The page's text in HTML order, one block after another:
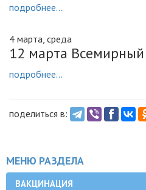
подробнее...
4 марта, среда
12 марта
подробнее...
поделиться в:
МЕНЮ РАЗДЕЛА
ВАКЦИНАЦИЯ